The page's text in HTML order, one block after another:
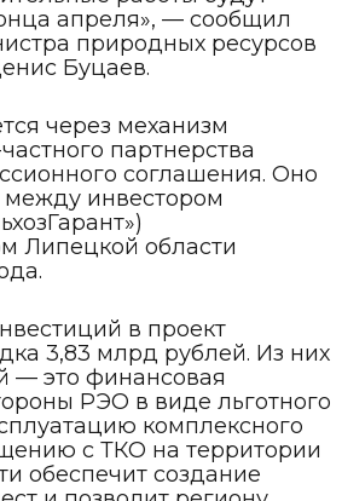
апреля», — сообщил
природных ресурсов
Буцаев.
через механизм
партнерства
соглашения. Оно
инвестором
Липецкой области
в проект
3,83 млрд рублей. Из них
— это финансовая
РЭО в виде льготного
комплексного
с ТКО на территории
обеспечит создание